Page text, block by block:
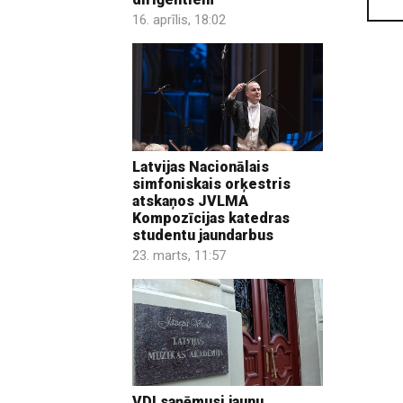
16. aprīlis, 18:02
Latvijas Nacionālais
simfoniskais orķestris
atskaņos JVLMA
Kompozīcijas katedras
studentu jaundarbus
23. marts, 11:57